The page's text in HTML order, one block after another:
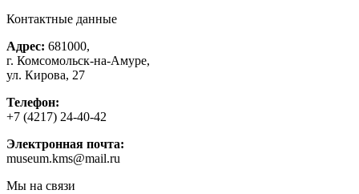
Контактные данные
Адрес: 681000,
г. Комсомольск-на-Амуре,
ул. Кирова, 27
Телефон:
+7 (4217) 24-40-42
Электронная почта:
museum.kms@mail.ru
Мы на связи